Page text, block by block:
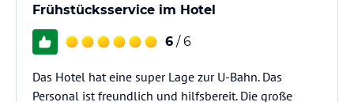
Frühstücksservice im Hotel
6 / 6
Das Hotel hat eine super Lage zur U-Bahn. Das
Personal ist freundlich und hilfsbereit. Die große